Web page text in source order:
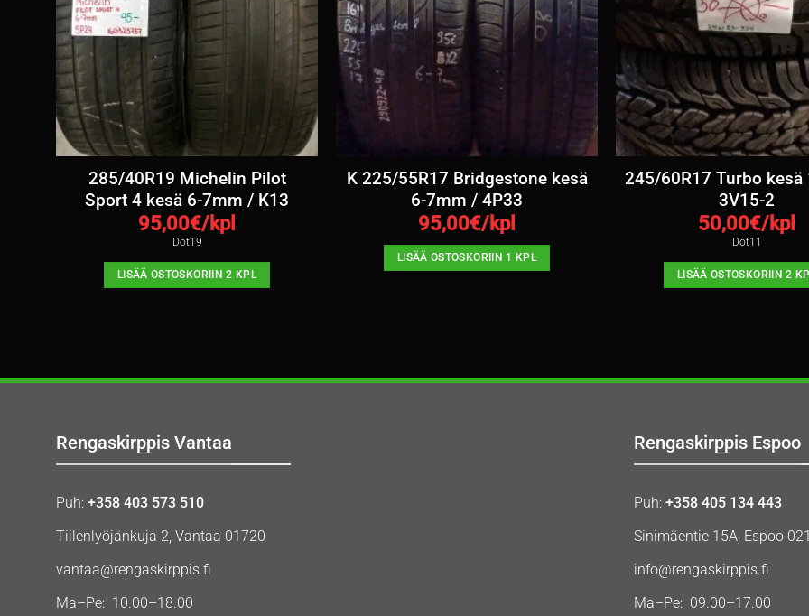
285/40R19 Michelin Pilot
Sport 4 kesä 6-7mm / K13
95,00€/kpl
Dot19
LISÄÄ OSTOSKORIIN 2 KPL
K 225/55R17 Bridgestone kesä
6-7mm / 4P33
95,00€/kpl
LISÄÄ OSTOSKORIIN 1 KPL
245/60R17 Turbo
3V15-2
50,00€/kpl
Dot11
LISÄÄ OSTOSKORIIN 2
Rengaskirppis Vantaa
Puh: +358 403 573 510
Tiilenlyöjänkuja 2, Vantaa 01720
vantaa@rengaskirppis.fi
Ma–Pe: 10.00–18.00
Rengaskirppis Espoo
Puh: +358 405 134 443
Sinimäentie 15A, Espoo
info@rengaskirppis.fi
Ma–Pe: 09.00–17.00